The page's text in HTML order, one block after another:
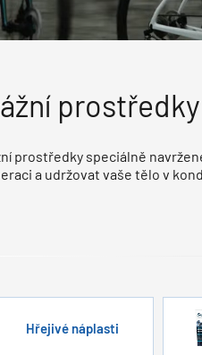
prostředky
prostředky speciálně
a udržovat vaše tělo v
Hřejivé náplasti